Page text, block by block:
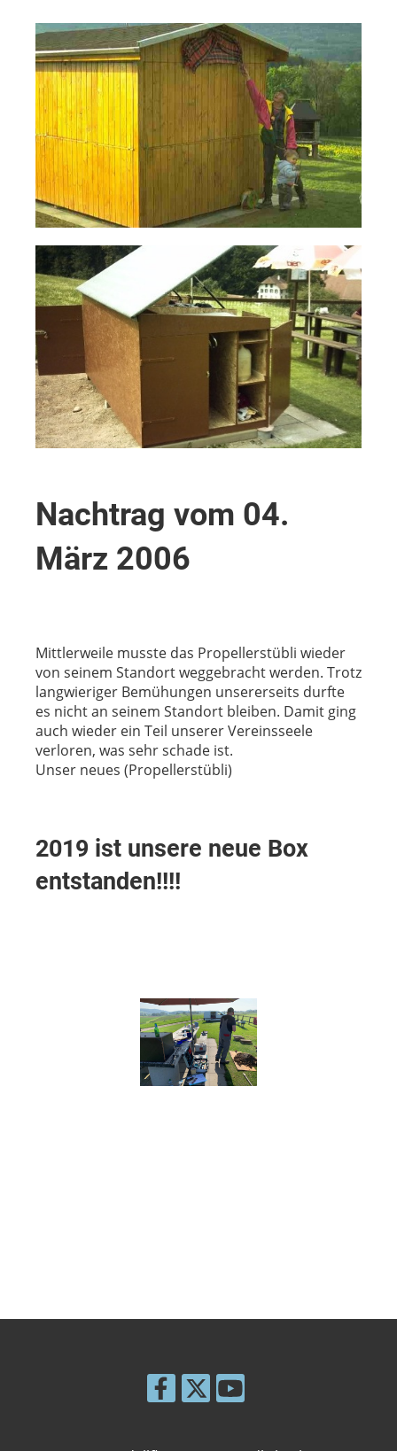
Nachtrag vom 04.
März 2006
Mittlerweile musste das Propellerstübli wieder
von seinem Standort weggebracht werden. Trotz
langwieriger Bemühungen unsererseits durfte
es nicht an seinem Standort bleiben. Damit ging
auch wieder ein Teil unserer Vereinsseele
verloren, was sehr schade ist.
Unser neues (Propellerstübli)
2019 ist unsere neue Box
entstanden!!!!